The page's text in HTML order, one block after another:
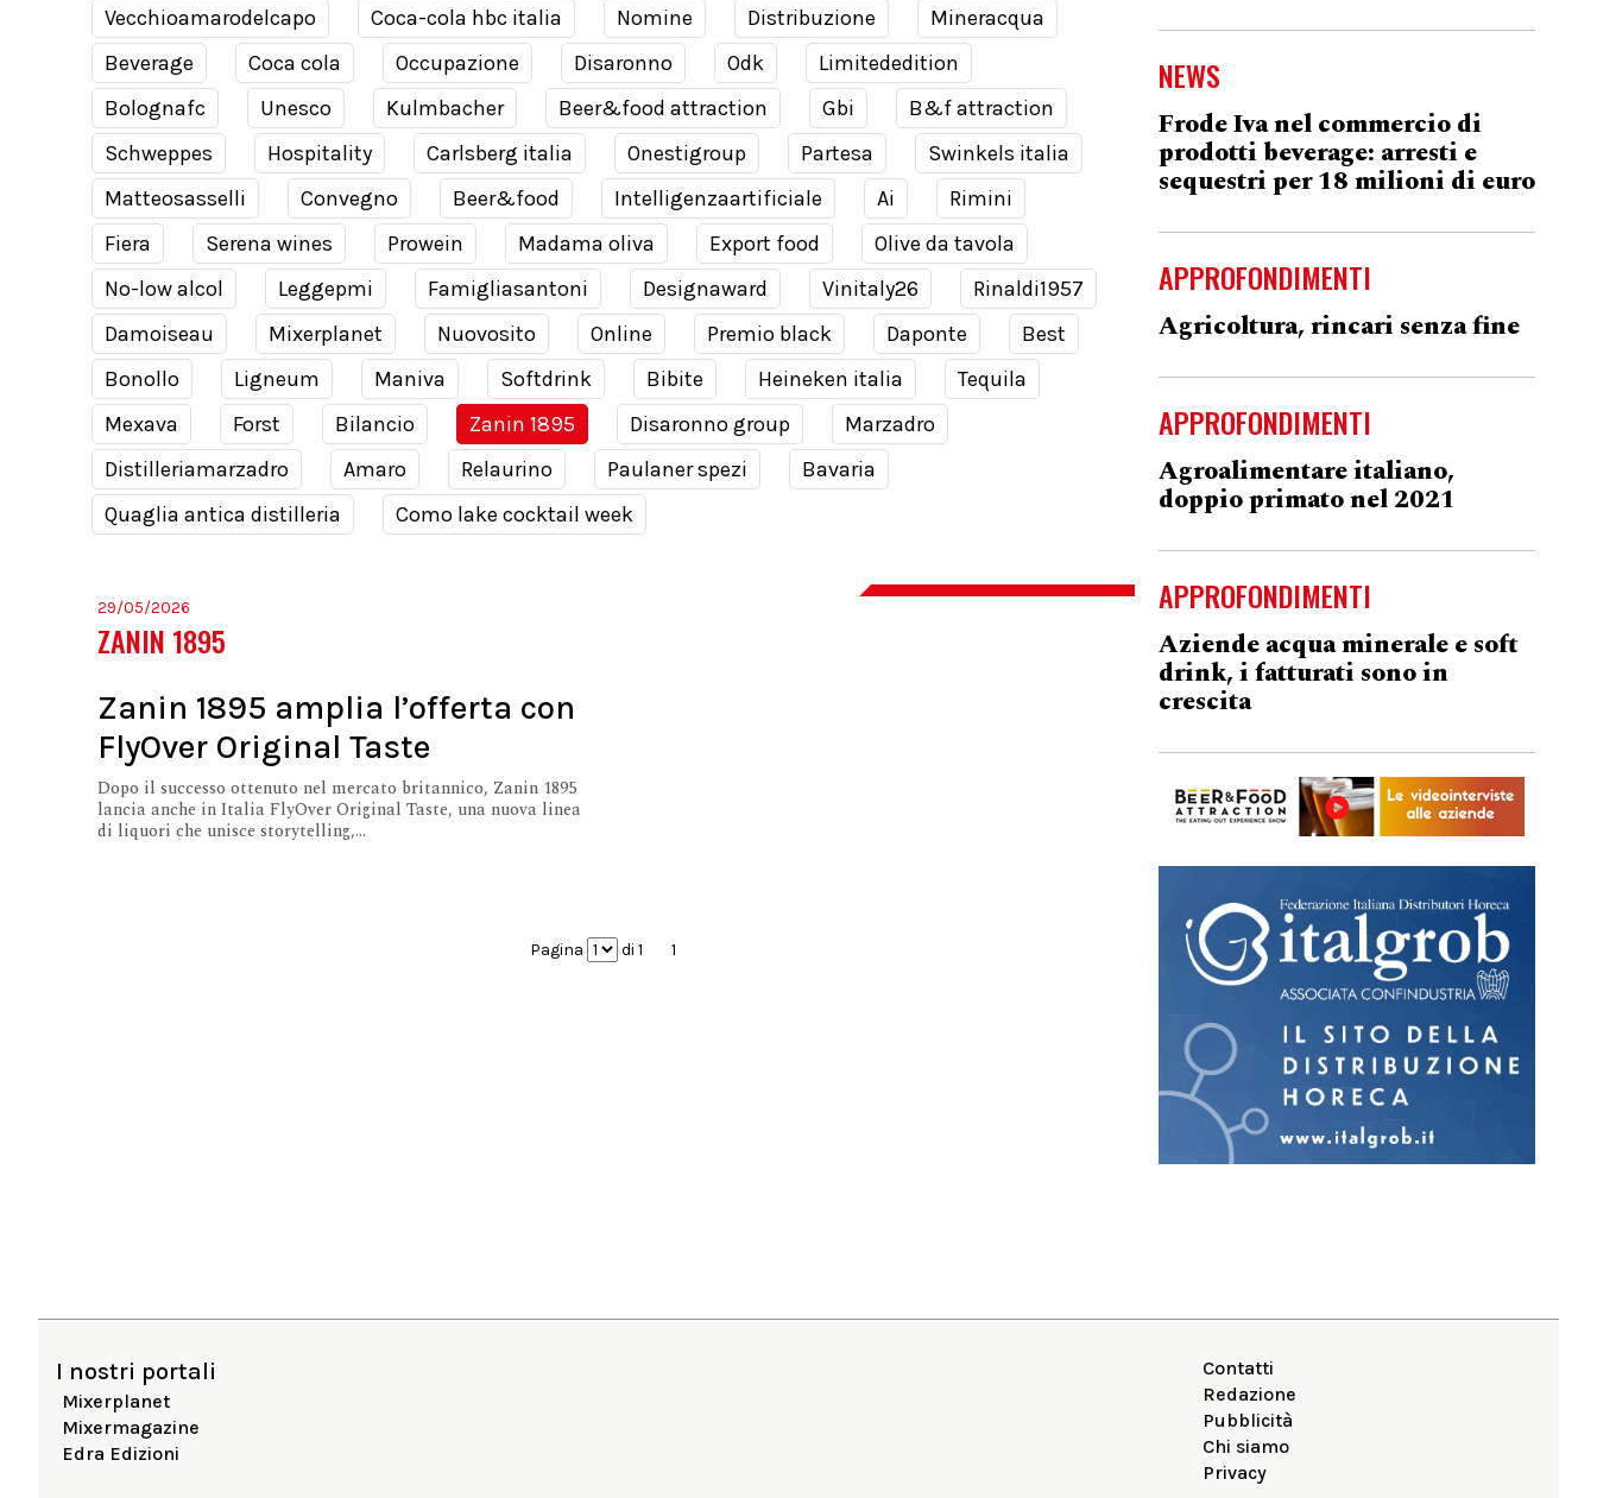
Vecchioamarodelcapo
Coca-cola hbc italia Nomine Distribuzione
Mineracqua
Beverage
Coca cola Occupazione Disaronno Odk
Limitededition
Bolognafc
Unesco Kulmbacher Beer&food attraction Gbi
B&f attraction
Schweppes
Hospitality Carlsberg italia Onestigroup Partesa
Swinkels italia
Matteosasselli
Convegno Beer&food Intelligenzaartificiale Ai
Rimini
Fiera
Serena wines Prowein Madama oliva Export food
Olive da tavola
No-low alcol
Leggepmi Famigliasantoni Designaward Vinitaly26
Rinaldi1957
Damoiseau
Mixerplanet Nuovosito Online Premio black Daponte
Best
Bonollo
Ligneum Maniva Softdrink Bibite Heineken italia
Tequila
Mexava
Forst Bilancio Zanin 1895 Disaronno group
Marzadro
Distilleriamarzadro
Amaro Relaurino Paulaner spezi
Bavaria
Quaglia antica distilleria
Como lake cocktail week
29/05/2026
ZANIN 1895
Zanin 1895 amplia l’offerta con
FlyOver Original Taste
Dopo il successo ottenuto nel mercato britannico, Zanin 1895
lancia anche in Italia FlyOver Original Taste, una nuova linea
di liquori che unisce storytelling,...
Pagina di 1 1
NEWS
Frode Iva nel commercio di
prodotti beverage: arresti e
sequestri per 18 milioni di euro
APPROFONDIMENTI
Agricoltura, rincari senza fine
APPROFONDIMENTI
Agroalimentare italiano,
doppio primato nel 2021
APPROFONDIMENTI
Aziende acqua minerale e soft
drink, i fatturati sono in
crescita
I nostri portali
Mixerplanet
Mixermagazine
Edra Edizioni
Contatti
Redazione
Pubblicità
Chi siamo
Privacy